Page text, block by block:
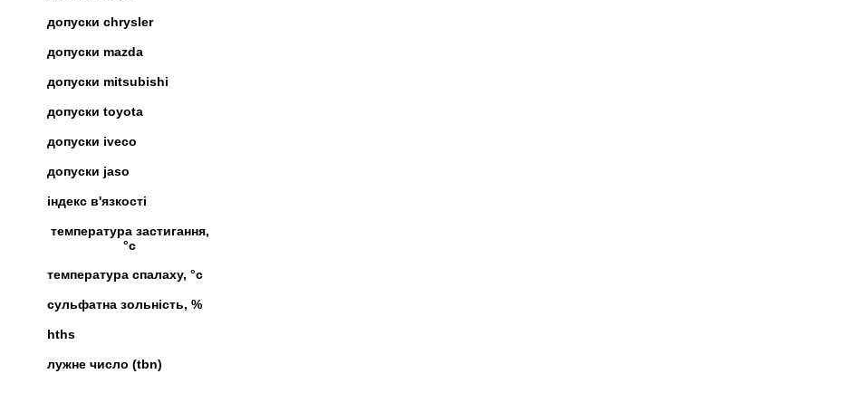
допуски chrysler
допуски mazda
допуски mitsubishi
допуски toyota
допуски iveco
допуски jaso
індекс в'язкості
температура застигання,
°c
температура спалаху, °c
сульфатна зольність, %
hths
лужне число (tbn)